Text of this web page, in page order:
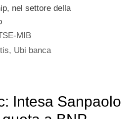
nel settore della
MIB
, Ubi banca
Intesa Sanpaolo